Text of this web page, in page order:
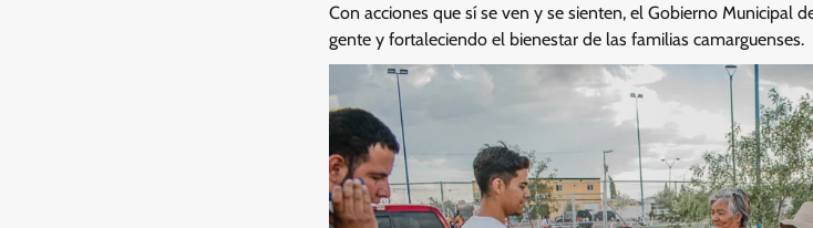
Con acciones que sí se ven y se sienten, el Gobierno Municipal
gente y fortaleciendo el bienestar de las familias camarguenses.